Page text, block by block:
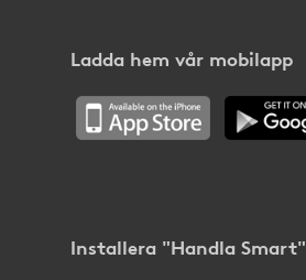
Ladda hem vår mobilapp
Installera "Handla Smart"